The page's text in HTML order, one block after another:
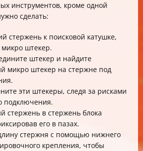
инструментов, кроме одной
сделать:
стержень к поисковой катушке,
микро штекер.
штекер и найдите
микро штекер на стержне под
эти штекеры, следя за рисками
подключения.
стержень в стержень блока
его в пазах.
стержня с помощью нижнего
крепления, чтобы